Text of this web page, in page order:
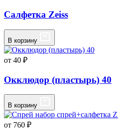
Салфетка Zeiss
В корзину
от 40 ₽
Окклюдор (пластырь) 40
В корзину
от 760 ₽